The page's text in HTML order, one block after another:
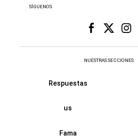
SÍGUENOS
NUESTRAS SECCIONES
Respuestas
us
Fama